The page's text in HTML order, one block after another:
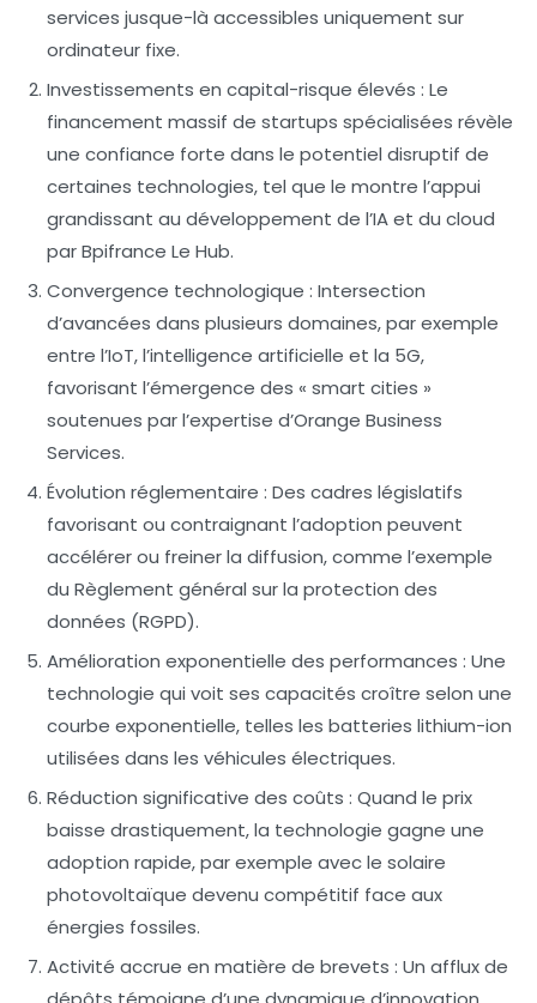
services jusque-là accessibles uniquement sur
ordinateur fixe.
Investissements en capital-risque élevés : Le
financement massif de startups spécialisées révèle
une confiance forte dans le potentiel disruptif de
certaines technologies, tel que le montre l’appui
grandissant au développement de l’IA et du cloud
par Bpifrance Le Hub.
Convergence technologique : Intersection
d’avancées dans plusieurs domaines, par exemple
entre l’IoT, l’intelligence artificielle et la 5G,
favorisant l’émergence des « smart cities »
soutenues par l’expertise d’Orange Business
Services.
Évolution réglementaire : Des cadres législatifs
favorisant ou contraignant l’adoption peuvent
accélérer ou freiner la diffusion, comme l’exemple
du Règlement général sur la protection des
données (RGPD).
Amélioration exponentielle des performances : Une
technologie qui voit ses capacités croître selon une
courbe exponentielle, telles les batteries lithium-ion
utilisées dans les véhicules électriques.
Réduction significative des coûts : Quand le prix
baisse drastiquement, la technologie gagne une
adoption rapide, par exemple avec le solaire
photovoltaïque devenu compétitif face aux
énergies fossiles.
Activité accrue en matière de brevets : Un afflux de